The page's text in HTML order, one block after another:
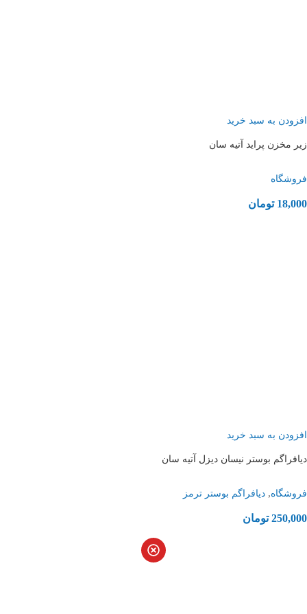
افزودن به سبد خرید
زیر مخزن پراید آتیه سان
فروشگاه
18,000 تومان
افزودن به سبد خرید
دیافراگم بوستر نیسان دیزل آتیه سان
فروشگاه, دیافراگم بوستر ترمز
250,000 تومان